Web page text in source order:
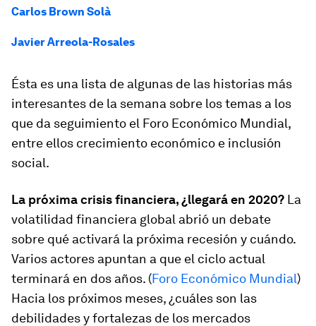
Carlos Brown Solà
Javier Arreola-Rosales
Ésta es una lista de algunas de las historias más
interesantes de la semana sobre los temas a los
que da seguimiento el Foro Económico Mundial,
entre ellos crecimiento económico e inclusión
social.
La próxima crisis financiera, ¿llegará en 2020? La
volatilidad financiera global abrió un debate
sobre qué activará la próxima recesión y cuándo.
Varios actores apuntan a que el ciclo actual
terminará en dos años. (Foro Económico Mundial)
Hacia los próximos meses, ¿cuáles son las
debilidades y fortalezas de los mercados